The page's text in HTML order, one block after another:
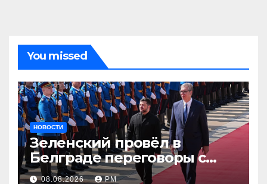
You missed
НОВОСТИ
Зеленский провёл в
Белграде переговоры с
Вучичем
08.08.2026 РМ